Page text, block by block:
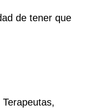
de tener que
Terapeutas,